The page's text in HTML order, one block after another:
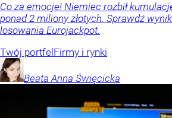
Co za emocje! Niemiec rozbił
ponad 2 miliony złotych. Sprawdź
losowania Eurojackpot.
Twój portfel Firmy i rynki
Beata Anna Święcicka